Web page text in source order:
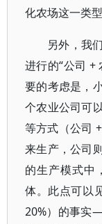
化农场这一类型
另外，我
进行的“公司 +
要的考虑是，
个农业公司可
等方式（公司
来生产，公司
的生产模式中
体。此点可以
20%）的事实